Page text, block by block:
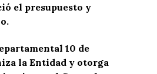
el presupuesto y
10 de
la Entidad y otorga